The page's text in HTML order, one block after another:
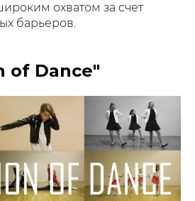
охватом за счет
барьеров.
of Dance"